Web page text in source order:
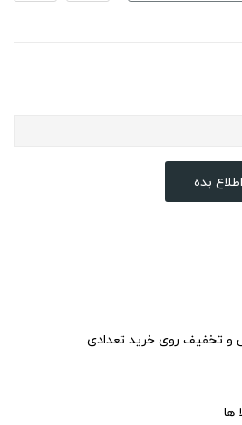
بده
و تخفیف روی خرید تعدادی
ها